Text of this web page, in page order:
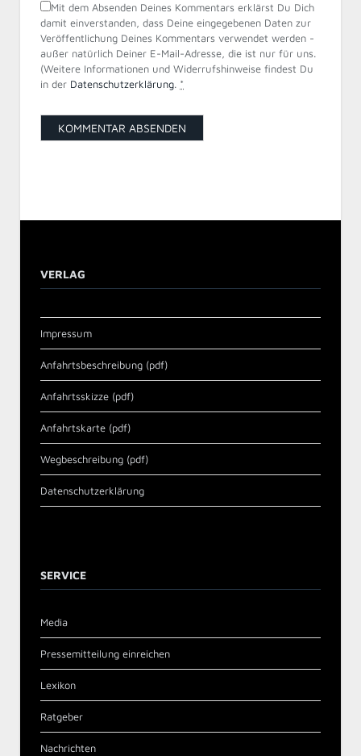
Mit dem Absenden Deines Kommentars erklärst Du Dich
damit einverstanden, dass Deine eingegebenen Daten zur
Veröffentlichung Deines Kommentars verwendet werden -
außer natürlich Deiner E-Mail-Adresse, die ist nur für uns.
(Weitere Informationen und Widerrufshinweise findest Du
in der Datenschutzerklärung. *
VERLAG
Impressum
Anfahrtsbeschreibung (pdf)
Anfahrtsskizze (pdf)
Anfahrtskarte (pdf)
Wegbeschreibung (pdf)
Datenschutzerklärung
SERVICE
Media
Pressemitteilung einreichen
Lexikon
Ratgeber
Nachrichten